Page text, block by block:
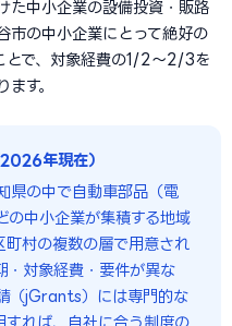
た中小企業の設備投資・販路
市の中小企業にとって絶好の
とで、対象経費の1/2〜2/3を
す。
年現在）
県の中で自動車部品（電
の中小企業が集積する地域
町村の複数の層で用意され
・対象経費・要件が異な
（jGrants）には専門的な
すれば、自社に合う制度の